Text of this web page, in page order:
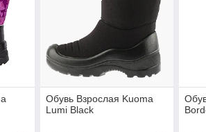
Обувь Взрослая Kuoma
Lumi Black